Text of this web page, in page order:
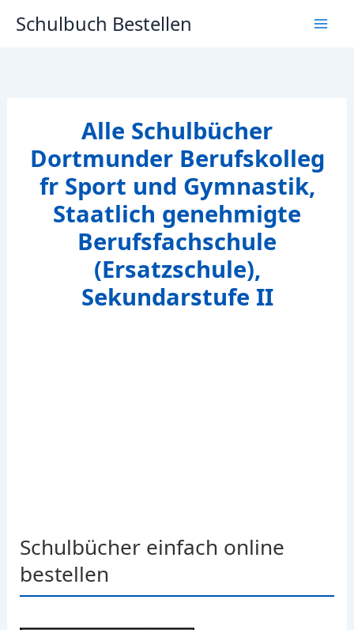
InhaltSchulbuch Bestellen
Alle Schulbücher
Dortmunder Berufskolleg
fr Sport und Gymnastik,
Staatlich genehmigte
Berufsfachschule
(Ersatzschule),
Sekundarstufe II
Schulbücher einfach online
bestellen